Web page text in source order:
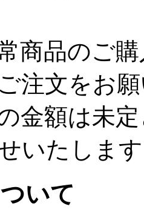
商品のご
注文をお
金額は未
いたしま
いて